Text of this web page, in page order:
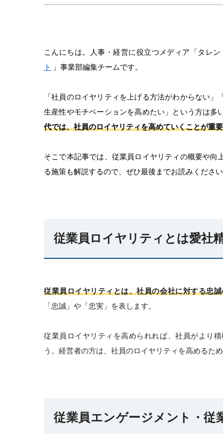
こんにちは。人事・経営に役立つメディア「タレ
ト
」事業部編集チームです。
「社員のロイヤリティを上げる方法がわからない
生産性やモチベーションを高めたい」という方は多
代では、社員のロイヤリティを高めていくことが重要
そこで本記事では、従業員ロイヤリティの概要や
る施策も解説するので、ぜひ最後までお読みくださ
従業員ロイヤリティとは愛社
従業員ロイヤリティとは、社員の会社に対する忠
「忠誠」や「忠実」を表します。
従業員ロイヤリティを高められれば、社員がより
う。経営者の方は、社員のロイヤリティを高めるた
従業員エンゲージメント・従